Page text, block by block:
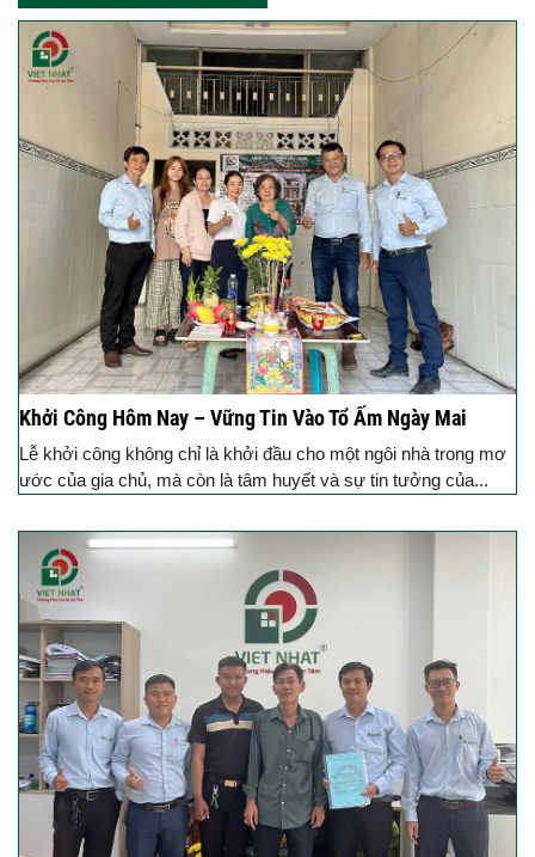
Khởi Công Hôm Nay – Vững Tin Vào Tổ Ấm Ngày Mai
Lễ khởi công không chỉ là khởi đầu cho một ngôi nhà trong mơ
ước của gia chủ, mà còn là tâm huyết và sự tin tưởng của...